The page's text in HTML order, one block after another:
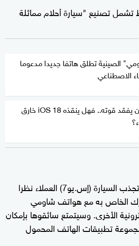
تصنيع "سيارة أحلام مماثلة
الصينية تطلق هاتفا جديدا مدعوما
الاصطناعي
آيفون يفقد قوته.. فهل ينقذه iOS 18 خارق
ومن المتوقع أيضا أن تجذب السيارة (إس.يو7) العملاء نظرا
الخاص به مع هواتف شاومي
الأخرى. وسيتمتع سائقوها بإمكان
تطبيقات الهاتف المحمول